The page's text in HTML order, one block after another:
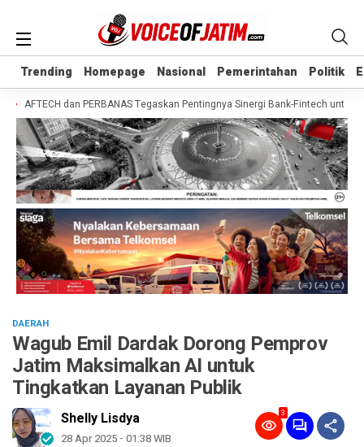
Trending Homepage Nasional Pemerintahan Politik
Trending Homepage Nasional Pemerintahan Politik
AFTECH dan PERBANAS Tegaskan Pentingnya Sinergi Bank-Fintech untuk
DAERAH
Wagub Emil Dardak Dorong Pemprov
Jatim Maksimalkan AI untuk
Tingkatkan Layanan Publik
Shelly Lisdya
28 Apr 2025 - 01:38 WIB
3